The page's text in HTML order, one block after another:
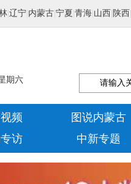
辽宁 内蒙古 宁夏 青海 山西 陕西
期六
频 图说内蒙古
访 中新专题